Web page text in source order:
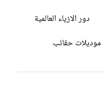
دور الازياء العالمية
موديلات حقائب